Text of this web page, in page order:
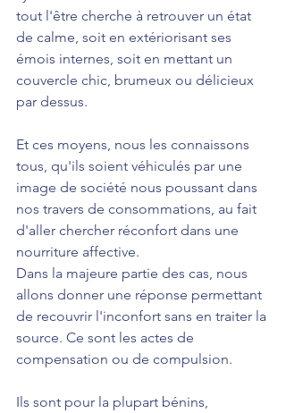
tout l'être cherche à retrouver un état
de calme, soit en extériorisant ses
émois internes, soit en mettant un
couvercle chic, brumeux ou délicieux
par dessus.
Et ces moyens, nous les connaissons
tous, qu'ils soient véhiculés par une
image de société nous poussant dans
nos travers de consommations, au fait
d'aller chercher réconfort dans une
nourriture affective.
Dans la majeure partie des cas, nous
allons donner une réponse permettant
de recouvrir l'inconfort sans en traiter la
source. Ce sont les actes de
compensation ou de compulsion.
Ils sont pour la plupart bénins,